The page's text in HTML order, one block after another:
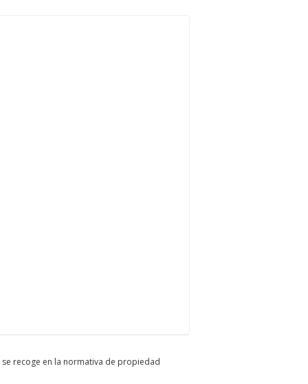
se recoge en la normativa de propiedad